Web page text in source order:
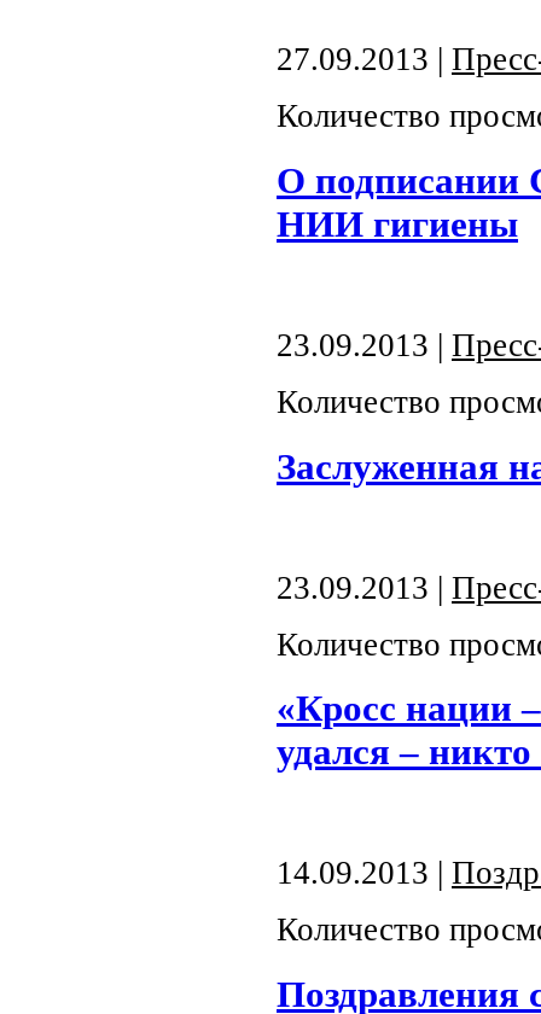
27.09.2013 |
Количество
О подписании
НИИ гигиены
23.09.2013 |
Количество
Заслуженная
23.09.2013 |
Количество
«Кросс нации
удался –
14.09.2013 |
Количество
Поздравления